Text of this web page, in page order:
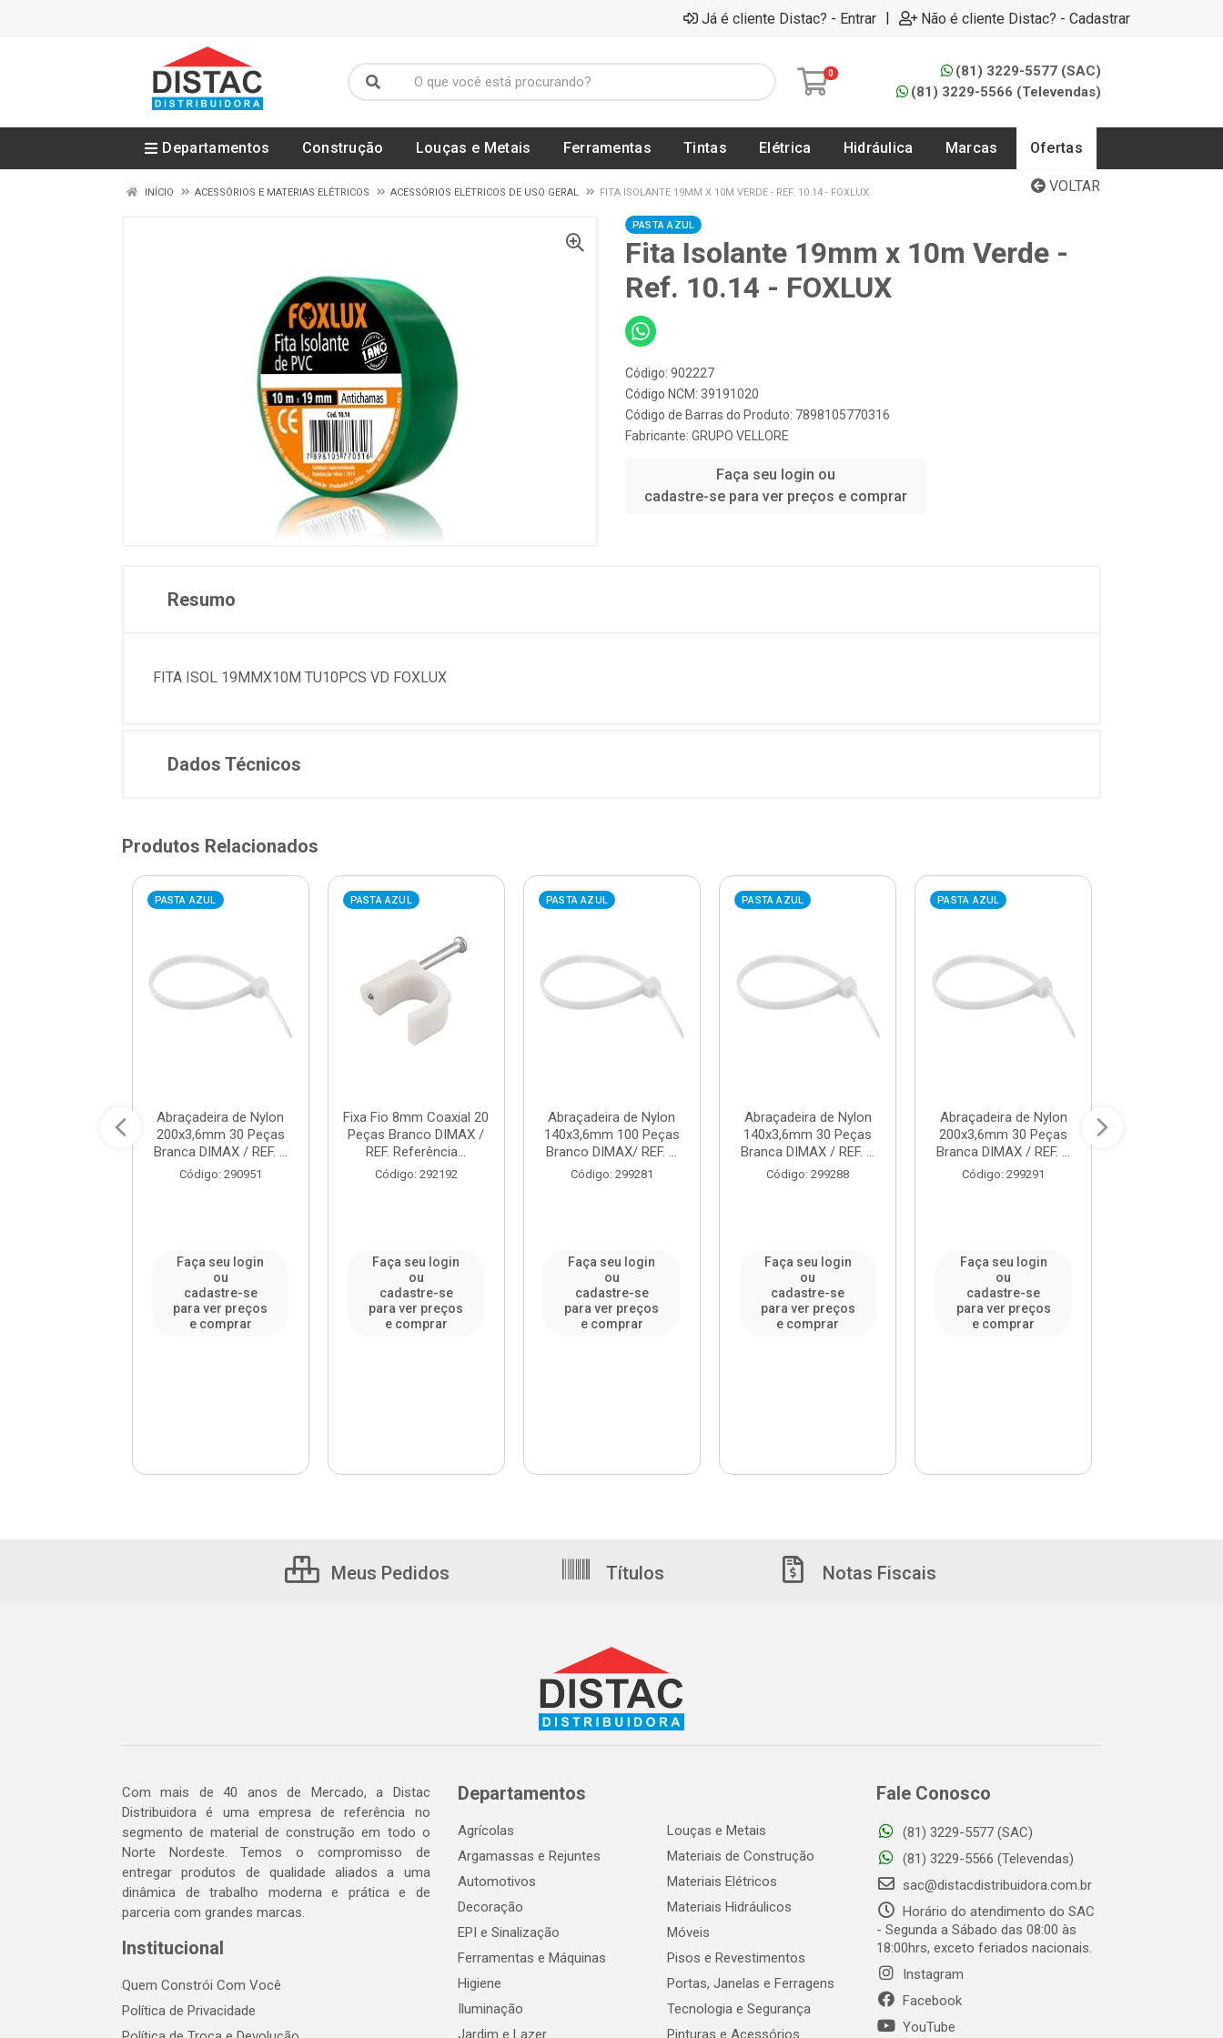
Já é cliente Distac? - Entrar | Não é cliente Distac? - Cadastrar
0
(81) 3229-5577 (SAC)
(81) 3229-5566 (Televendas)
Departamentos Construção Louças e Metais Ferramentas Tintas Elétrica Hidráulica Marcas Ofertas
VOLTAR
INÍCIO ACESSÓRIOS E MATERIAS ELÉTRICOS ACESSÓRIOS ELÉTRICOS DE USO GERAL FITA ISOLANTE 19MM X 10M VERDE - REF. 10.14 - FOXLUX
PASTA AZUL
Fita Isolante 19mm x 10m Verde -
Ref. 10.14 - FOXLUX
Código: 902227
Código NCM: 39191020
Código de Barras do Produto: 7898105770316
Fabricante: GRUPO VELLORE
Faça seu login ou
cadastre-se para ver preços e comprar
Resumo
FITA ISOL 19MMX10M TU10PCS VD FOXLUX
Dados Técnicos
Produtos Relacionados
PASTA AZUL
Abraçadeira de Nylon
200x3,6mm 30 Peças
Branca DIMAX / REF. ...
Código: 290951
Faça seu login
ou
cadastre-se
para ver preços
e comprar
PASTA AZUL
Fixa Fio 8mm Coaxial 20
Peças Branco DIMAX /
REF. Referência...
Código: 292192
Faça seu login
ou
cadastre-se
para ver preços
e comprar
PASTA AZUL
Abraçadeira de Nylon
140x3,6mm 100 Peças
Branco DIMAX/ REF. ...
Código: 299281
Faça seu login
ou
cadastre-se
para ver preços
e comprar
PASTA AZUL
Abraçadeira de Nylon
140x3,6mm 30 Peças
Branca DIMAX / REF. ...
Código: 299288
Faça seu login
ou
cadastre-se
para ver preços
e comprar
PASTA AZUL
Abraçadeira de Nylon
200x3,6mm 30 Peças
Branca DIMAX / REF. ...
Código: 299291
Faça seu login
ou
cadastre-se
para ver preços
e comprar
Meus Pedidos Títulos Notas Fiscais
Com mais de 40 anos de Mercado, a Distac
Distribuidora é uma empresa de referência no
segmento de material de construção em todo o
Norte Nordeste. Temos o compromisso de
entregar produtos de qualidade aliados a uma
dinâmica de trabalho moderna e prática e de
parceria com grandes marcas.
Institucional
Quem Constrói Com Você
Política de Privacidade
Departamentos
Agrícolas
Argamassas e Rejuntes
Automotivos
Decoração
EPI e Sinalização
Ferramentas e Máquinas
Higiene
Iluminação
Jardim e Lazer
Louças e Metais
Materiais de Construção
Materiais Elétricos
Materiais Hidráulicos
Móveis
Pisos e Revestimentos
Portas, Janelas e Ferragens
Tecnologia e Segurança
Pinturas e Acessórios
Fale Conosco
(81) 3229-5577 (SAC)
(81) 3229-5566 (Televendas)
sac@distacdistribuidora.com.br
Horário do atendimento do SAC
- Segunda a Sábado das 08:00 às
18:00hrs, exceto feriados nacionais.
Instagram
Facebook
YouTube